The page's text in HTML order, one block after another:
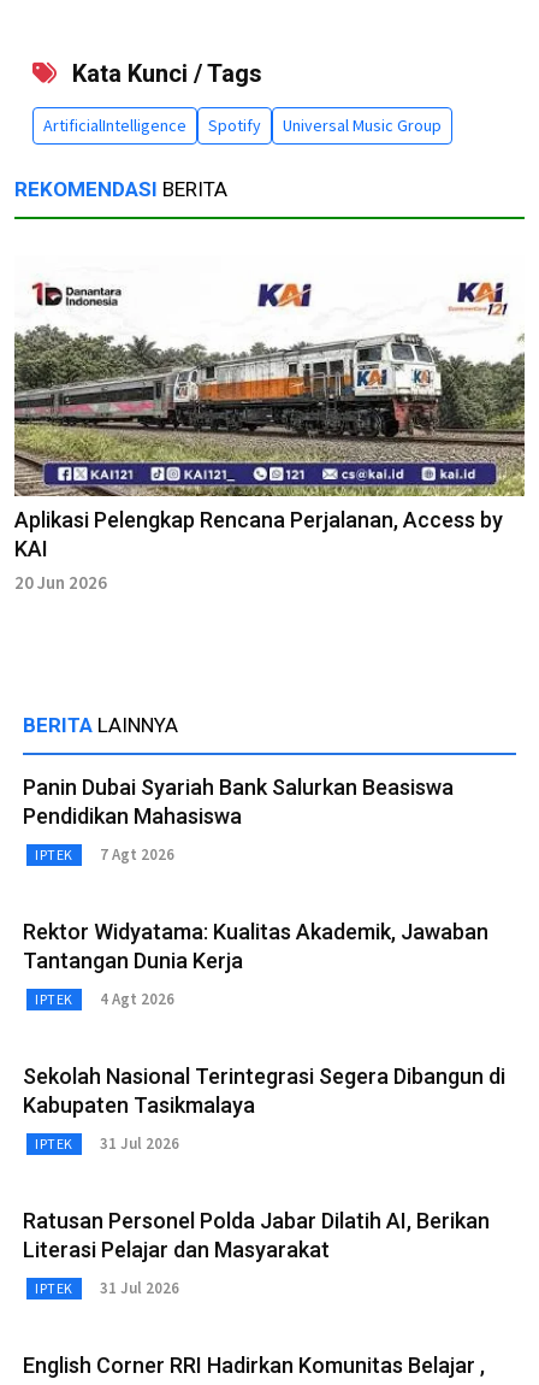
Kata Kunci / Tags
ArtificialIntelligence Spotify Universal Music Group
REKOMENDASI BERITA
Aplikasi Pelengkap Rencana Perjalanan, Access by
KAI
20 Jun 2026
BERITA LAINNYA
Panin Dubai Syariah Bank Salurkan Beasiswa
Pendidikan Mahasiswa
IPTEK 7 Agt 2026
Rektor Widyatama: Kualitas Akademik, Jawaban
Tantangan Dunia Kerja
IPTEK 4 Agt 2026
Sekolah Nasional Terintegrasi Segera Dibangun di
Kabupaten Tasikmalaya
IPTEK 31 Jul 2026
Ratusan Personel Polda Jabar Dilatih AI, Berikan
Literasi Pelajar dan Masyarakat
IPTEK 31 Jul 2026
English Corner RRI Hadirkan Komunitas Belajar ,